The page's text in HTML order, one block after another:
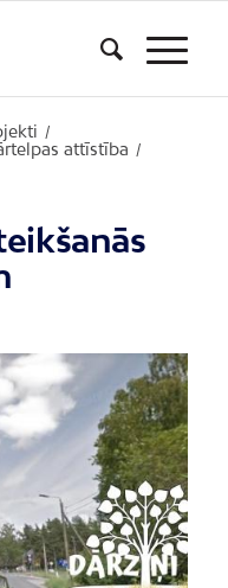
/
attīstība
/